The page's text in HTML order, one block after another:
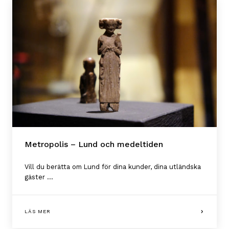
Metropolis – Lund och medeltiden
Vill du berätta om Lund för dina kunder, dina utländska
gäster ...
LÄS MER